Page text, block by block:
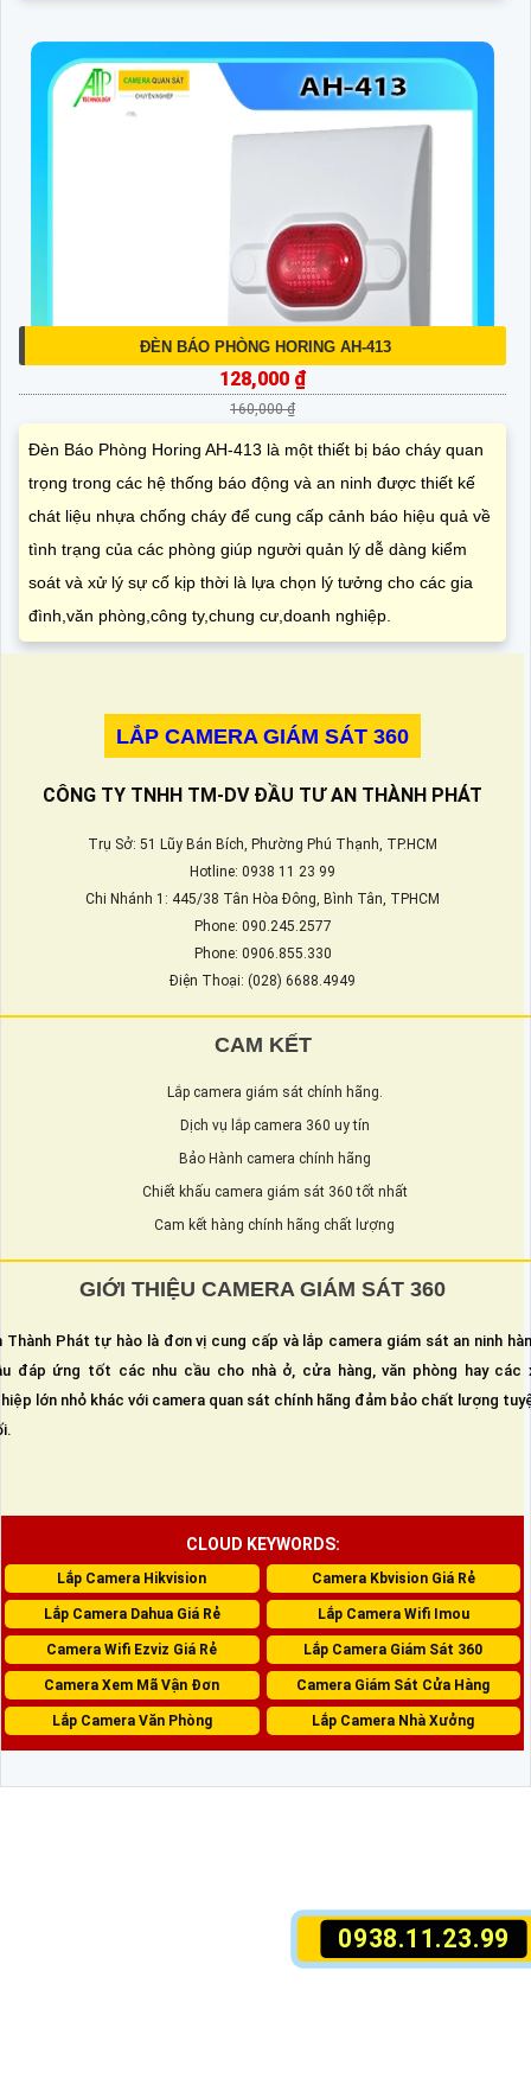
0938.11.23.99
ĐÈN BÁO PHÒNG HORING AH-413
128,000 ₫
160,000 ₫
Đèn Báo Phòng Horing AH-413 là một thiết bị báo cháy quan
trọng trong các hệ thống báo động và an ninh được thiết kế
chát liệu nhựa chống cháy để cung cấp cảnh báo hiệu quả về
tình trạng của các phòng giúp người quản lý dễ dàng kiểm
soát và xử lý sự cố kịp thời là lựa chọn lý tưởng cho các gia
đình,văn phòng,công ty,chung cư,doanh nghiệp.
LẮP CAMERA GIÁM SÁT 360
CÔNG TY TNHH TM-DV ĐẦU TƯ AN THÀNH PHÁT
Trụ Sở: 51 Lũy Bán Bích, Phường Phú Thạnh, TP.HCM
Hotline: 0938 11 23 99
Chi Nhánh 1: 445/38 Tân Hòa Đông, Bình Tân, TPHCM
Phone: 090.245.2577
Phone: 0906.855.330
Điện Thoại: (028) 6688.4949
CAM KẾT
Lắp camera giám sát chính hãng.
Dịch vụ lắp camera 360 uy tín
Bảo Hành camera chính hãng
Chiết khấu camera giám sát 360 tốt nhất
Cam kết hàng chính hãng chất lượng
GIỚI THIỆU CAMERA GIÁM SÁT 360
Thành Phát tự hào là đơn vị cung cấp và lắp camera giám sát an ninh
đáp ứng tốt các nhu cầu cho nhà ở, cửa hàng, văn phòng hay các
lớn nhỏ khác với camera quan sát chính hãng đảm bảo chất lượng
CLOUD KEYWORDS:
Lắp Camera Hikvision Camera Kbvision Giá Rẻ
Lắp Camera Dahua Giá Rẻ Lắp Camera Wifi Imou
Camera Wifi Ezviz Giá Rẻ Lắp Camera Giám Sát 360
Camera Xem Mã Vận Đơn Camera Giám Sát Cửa Hàng
Lắp Camera Văn Phòng Lắp Camera Nhà Xưởng